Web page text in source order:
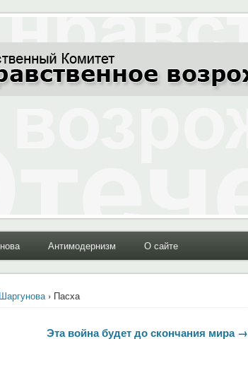
Антимодернизм О сайте
› Пасха
Эта война будет до скончания мира →